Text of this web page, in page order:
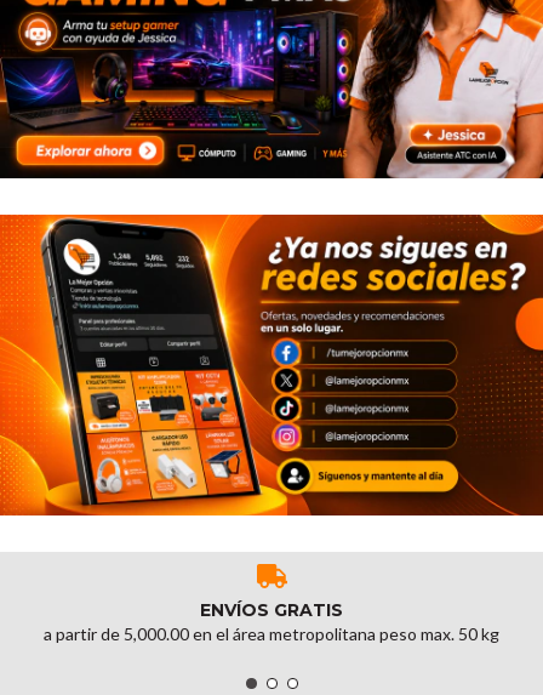
ENVÍOS GRATIS
a partir de 5,000.00 en el área metropolitana peso max. 50 kg